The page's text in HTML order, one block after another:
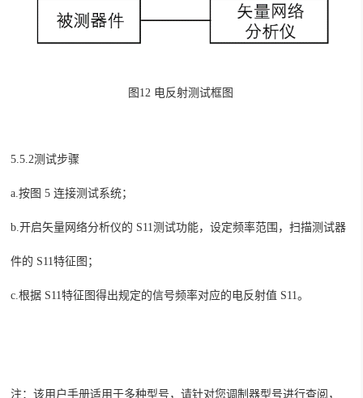
图12 电反射测试框图
5.5.2测试步骤
a.按图 5连接测试系统；
b.开启矢量网络分析仪的 S11测试功能，设定频率范围，扫描测试器
件的 S11特征图；
c.根据 S11特征图得出规定的信号频率对应的电反射值 S11。
注：该用户手册适用于多种型号，请针对您调制器型号进行查阅，